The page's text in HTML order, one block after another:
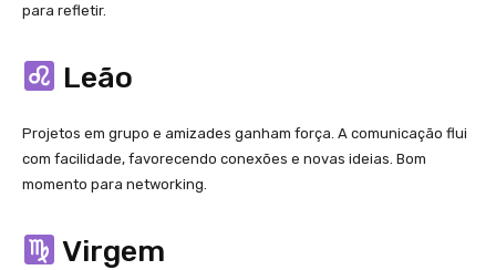
para refletir.
Leão
Projetos em grupo e amizades ganham força. A comunicação flui
com facilidade, favorecendo conexões e novas ideias. Bom
momento para networking.
Virgem